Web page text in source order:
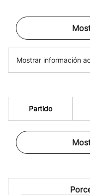
Mostrar información
Partido